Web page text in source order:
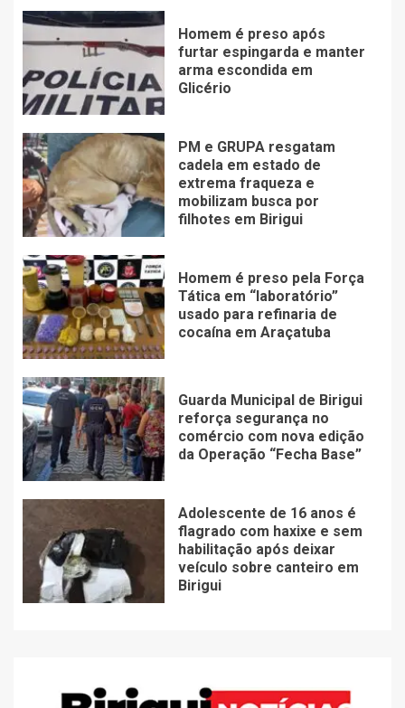
Homem é preso após
furtar espingarda e manter
arma escondida em
Glicério
PM e GRUPA resgatam
cadela em estado de
extrema fraqueza e
mobilizam busca por
filhotes em Birigui
Homem é preso pela Força
Tática em “laboratório”
usado para refinaria de
cocaína em Araçatuba
Guarda Municipal de Birigui
reforça segurança no
comércio com nova edição
da Operação “Fecha Base”
Adolescente de 16 anos é
flagrado com haxixe e sem
habilitação após deixar
veículo sobre canteiro em
Birigui